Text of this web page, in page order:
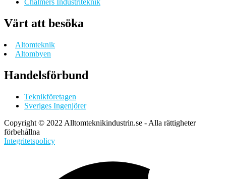
Chalmers Industriteknik
Värt att besöka
Altomteknik
Altombyen
Handelsförbund
Teknikföretagen
Sveriges Ingenjörer
Copyright © 2022 Alltomteknikindustrin.se - Alla rättigheter
förbehållna
Integritetspolicy